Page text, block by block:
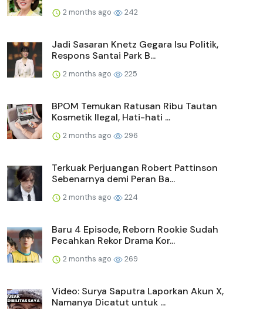
2 months ago 242
Jadi Sasaran Knetz Gegara Isu Politik,
Respons Santai Park B...
2 months ago 225
BPOM Temukan Ratusan Ribu Tautan
Kosmetik Ilegal, Hati-hati ...
2 months ago 296
Terkuak Perjuangan Robert Pattinson
Sebenarnya demi Peran Ba...
2 months ago 224
Baru 4 Episode, Reborn Rookie Sudah
Pecahkan Rekor Drama Kor...
2 months ago 269
Video: Surya Saputra Laporkan Akun X,
Namanya Dicatut untuk ...